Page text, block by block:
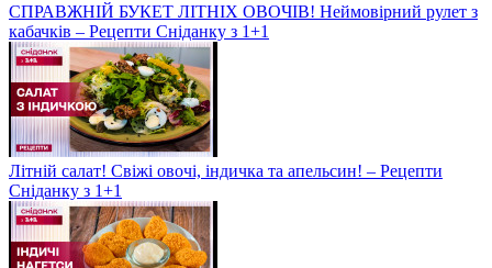
СПРАВЖНІЙ БУКЕТ ЛІТНІХ ОВОЧІВ! Неймовірний рулет з
кабачків – Рецепти Сніданку з 1+1
Літній салат! Свіжі овочі, індичка та апельсин! – Рецепти
Сніданку з 1+1